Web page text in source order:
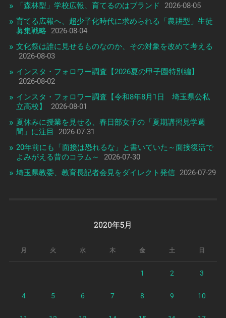
「森林型」学校広報、育てるのはブランド
2026-08-05
育てる広報へ、超少子化時代に求められる「農耕型」生徒
募集戦略
2026-08-04
文化祭は誰に見せるものなのか、その対象を改めて考える
2026-08-03
インスタ・フォロワー調査【2026夏の甲子園特別編】
2026-08-02
インスタ・フォロワー調査【令和8年8月1日 埼玉県公私
立高校】
2026-08-01
夏休みに授業を見せる、春日部女子の「夏期講習見学週
間」に注目
2026-07-31
20年前にも「面接は恐れるな」と書いていた～面接復活で
よみがえる昔のコラム～
2026-07-30
埼玉県教委、教育長記者会見をダイレクト発信 2026-07-29
2020年5月
月 火 水 木 金 土 日
1 2 3
4 5 6 7 8 9 10